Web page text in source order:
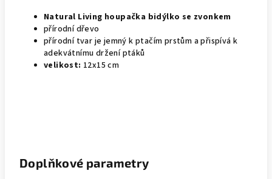
Natural Living houpačka bidýlko se zvonkem
přírodní dřevo
přírodní tvar je jemný k ptačím prstům a přispívá k
adekvátnímu držení ptáků
velikost: 12x15 cm
Doplňkové parametry